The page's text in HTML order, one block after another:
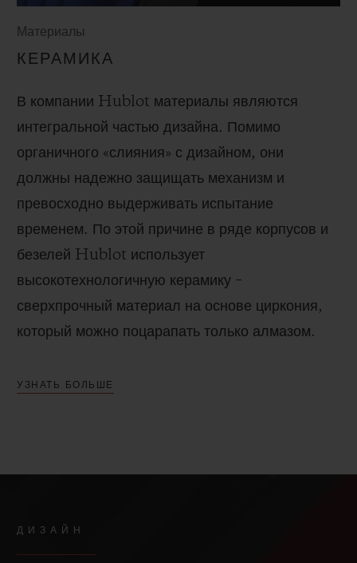
Материалы
КЕРАМИКА
В компании Hublot материалы являются
интегральной частью дизайна. Помимо
органичного «слияния» с дизайном, они
должны надежно защищать механизм и
превосходно выдерживать испытание
временем. По этой причине в ряде корпусов и
безелей Hublot использует
высокотехнологичную керамику –
сверхпрочный материал на основе циркония,
который можно поцарапать только алмазом.
УЗНАТЬ БОЛЬШЕ
ДИЗАЙН